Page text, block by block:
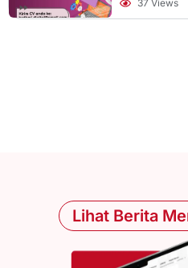
37 Views
Lihat Berita